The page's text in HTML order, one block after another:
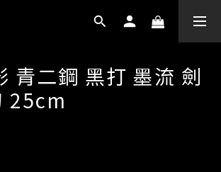
青二鋼 黑打 墨流 劍
25cm